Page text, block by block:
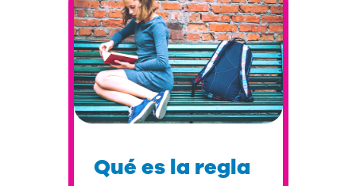
Qué es la regla